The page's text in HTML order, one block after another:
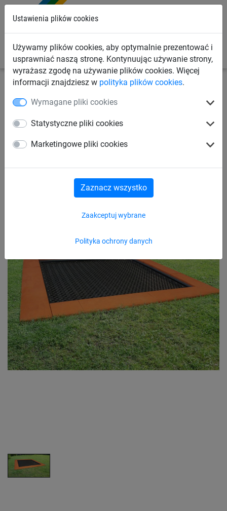
Ustawienia plików cookies
Używamy plików cookies, aby optymalnie prezentować i
usprawniać naszą stronę. Kontynuując używanie strony,
wyrażasz zgodę na używanie plików cookies. Więcej
informacji znajdziesz w polityka plików cookies.
Wymagane pliki cookies
Statystyczne pliki cookies
Marketingowe pliki cookies
Polityka ochrony danych
Zaakceptuj wybrane
Zaznacz wszystko
Trampolina 2017